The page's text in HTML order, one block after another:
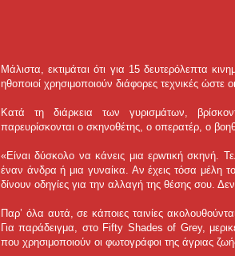
Μάλιστα, εκτιμάται ότι για 15 δευτερόλεπτα
ηθοποιοί χρησιμοποιούν διάφορες τεχνικές ώστε
Κατά τη διάρκεια των γυρισμάτων,
παρευρίσκονται ο σκηνοθέτης, ο οπερατέρ, ο
«Είναι δύσκολο να κάνεις μια ερwτική σκηνή.
έναν άνδρα ή μια γυναίκα. Αν έχεις τόσα μέλη
δίνουν οδηγίες για την αλλαγή της θέσης σου.
Παρ’ όλα αυτά, σε κάποιες ταινίες
Για παράδειγμα, στο Fifty Shades of Grey,
που χρησιμοποιούν οι φωτογράφοι της άγριας